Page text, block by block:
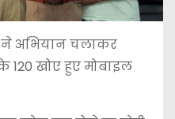
ने अभियान चलाकर
खोए हुए मोबाइल